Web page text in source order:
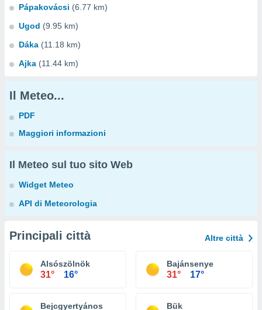
Pápakovácsi (6.77 km)
Ugod (9.95 km)
Dáka (11.18 km)
Ajka (11.44 km)
Il Meteo...
PDF
Maggiori informazioni
Il Meteo sul tuo sito Web
Widget Meteo
API di Meteorologia
Principali città Altre città
Alsószölnök
31° 16°
Bajánsenye
31° 17°
Bejcgyertyános Bük